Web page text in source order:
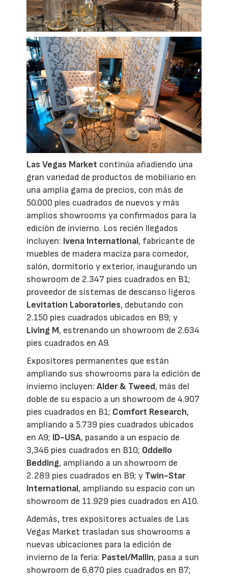
Las Vegas Market continúa añadiendo una
gran variedad de productos de mobiliario en
una amplia gama de precios, con más de
50.000 pies cuadrados de nuevos y más
amplios showrooms ya confirmados para la
edición de invierno. Los recién llegados
incluyen: Ivena International, fabricante de
muebles de madera maciza para comedor,
salón, dormitorio y exterior, inaugurando un
showroom de 2.347 pies cuadrados en B1;
proveedor de sistemas de descanso ligeros
Levitation Laboratories, debutando con
2.150 pies cuadrados ubicados en B9;y
Living M, estrenando un showroom de 2.634
pies cuadrados en A9.
Expositores permanentes que están
ampliando sus showrooms para la edición de
invierno incluyen:Alder & Tweed, más del
doble de su espacio a un showroom de 4.907
pies cuadrados en B1; Comfort Research,
ampliando a 5.739 pies cuadrados ubicados
en A9; ID-USA, pasando a un espacio de
3,346 pies cuadrados en B10; Oddello
Bedding, ampliando a un showroom de
2.289 pies cuadrados en B9;y Twin-Star
International, ampliando su espacio con un
showroom de 11.929 pies cuadrados en A10.
Además, tres expositores actuales de Las
Vegas Market trasladan sus showrooms a
nuevas ubicaciones para la edición de
invierno de la feria: Pastel/Mallin, pasa a sun
showroom de 6.870 pies cuadrados en B7;